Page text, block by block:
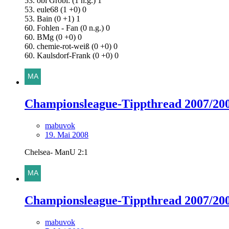
53. eule68 (1 +0) 0
53. Bain (0 +1) 1
60. Fohlen - Fan (0 n.g.) 0
60. BMg (0 +0) 0
60. chemie-rot-weiß (0 +0) 0
60. Kaulsdorf-Frank (0 +0) 0
Championsleague-Tippthread 2007/
mabuvok
19. Mai 2008
Chelsea- ManU 2:1
Championsleague-Tippthread 2007/
mabuvok